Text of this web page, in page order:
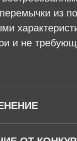
из
и не